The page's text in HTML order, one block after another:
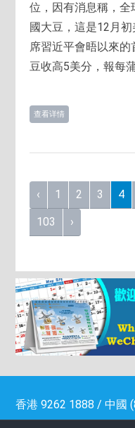
位，因有消息稱，
國大豆，這是12月
席習近平會晤以來的
豆收高5美分，報每
查看详情
‹ 1 2 3 4
103 ›
香港 9262 1888 / 中國